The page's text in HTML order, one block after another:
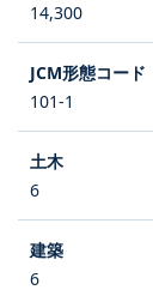
14,300
101-1
6
6